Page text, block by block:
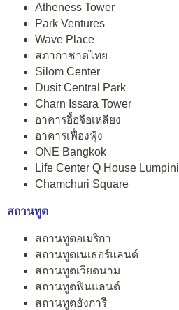
Atheness Tower
Park Ventures
Wave Place
สภากาชาดไทย
Silom Center
Dusit Central Park
Charn Issara Tower
อาคารอื้อจือเหลียง
อาคารเฟื่องฟุ้ง
ONE Bangkok
Life Center Q House Lumpini
Chamchuri Square
สถานทูต
สถานทูตอเมริกา
สถานทูตเนเธอร์แลนด์
สถานทูตเวียดนาม
สถานทูตฟินแลนด์
สถานทูตฮังการี